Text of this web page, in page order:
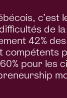
c’est
de
42%
compétents
pour les